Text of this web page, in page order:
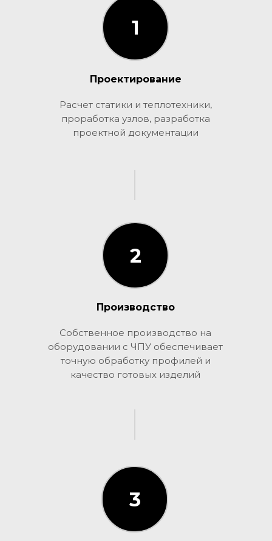
1
Расчет статики и теплотехники,
проработка узлов, разработка
проектной документации
Проектирование
1
2
Производство
Собственное производство на
оборудовании с ЧПУ обеспечивает
точную обработку профилей и
качество готовых изделий
2
3
3